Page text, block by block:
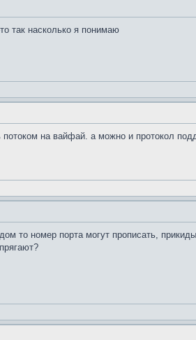
так насколько я понимаю
на вайфай. а можно и протокол
то номер порта могут прописать,